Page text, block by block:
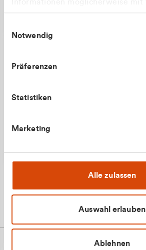
gesammelt haben.
Notwendig
Präferenzen
Statistiken
Marketing
Alle zulassen
Auswahl erlauben
Ablehnen